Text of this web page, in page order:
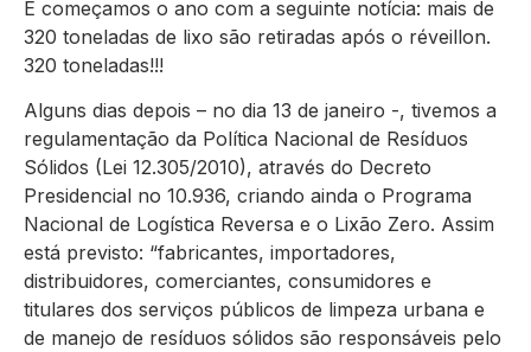
E começamos o ano com a seguinte notícia: mais de
320 toneladas de lixo são retiradas após o réveillon.
320 toneladas!!!
Alguns dias depois – no dia 13 de janeiro -, tivemos a
regulamentação da Política Nacional de Resíduos
Sólidos (Lei 12.305/2010), através do Decreto
Presidencial no 10.936, criando ainda o Programa
Nacional de Logística Reversa e o Lixão Zero. Assim
está previsto: “fabricantes, importadores,
distribuidores, comerciantes, consumidores e
titulares dos serviços públicos de limpeza urbana e
de manejo de resíduos sólidos são responsáveis pelo